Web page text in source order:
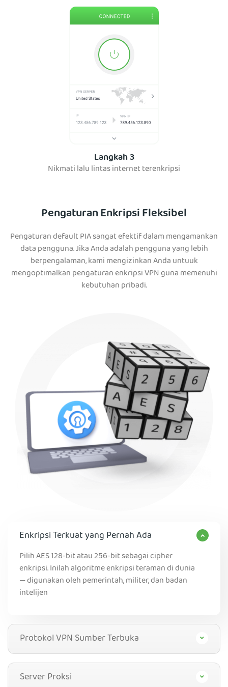
Langkah 3
Nikmati lalu lintas internet terenkripsi
Pengaturan Enkripsi Fleksibel
Pengaturan default PIA sangat efektif dalam mengamankan
data pengguna. Jika Anda adalah pengguna yang lebih
berpengalaman, kami mengizinkan Anda untuuk
mengoptimalkan pengaturan enkripsi VPN guna memenuhi
kebutuhan pribadi.
Enkripsi Terkuat yang Pernah Ada
Pilih AES 128-bit atau 256-bit sebagai cipher
enkripsi. Inilah algoritme enkripsi teraman di dunia
— digunakan oleh pemerintah, militer, dan badan
intelijen
Protokol VPN Sumber Terbuka
Server Proksi